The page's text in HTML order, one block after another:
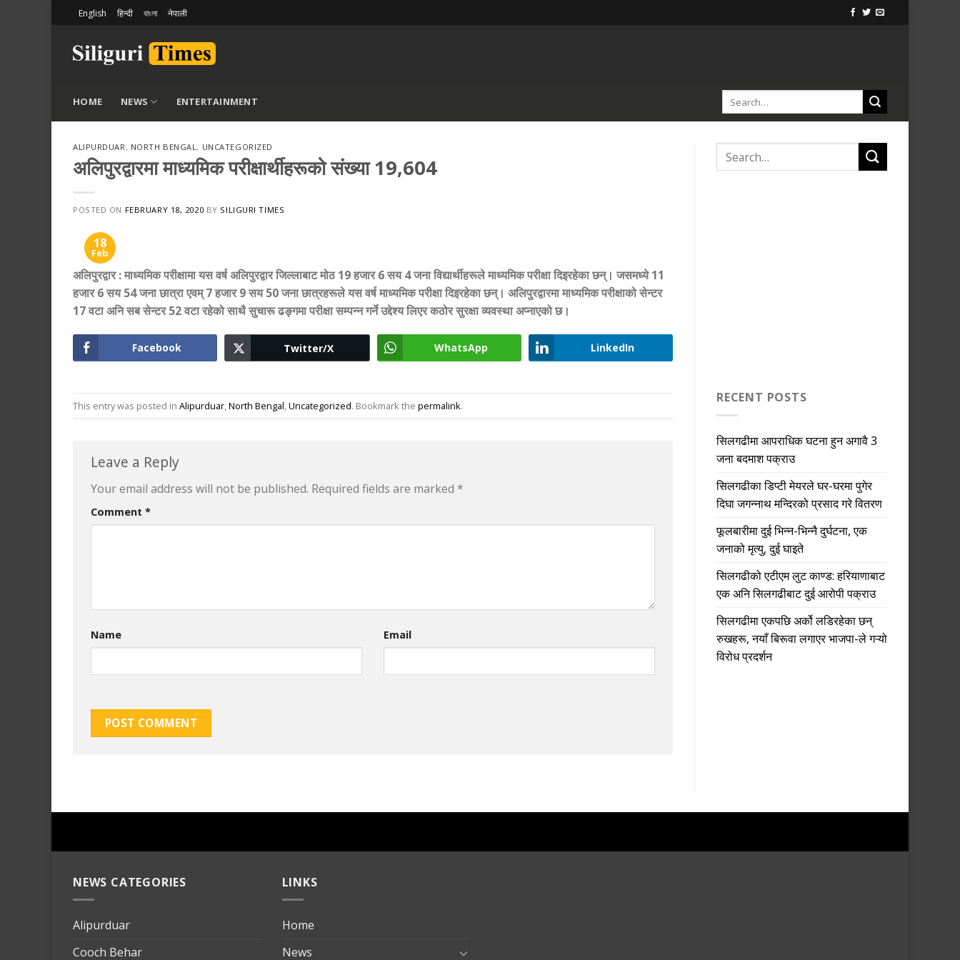
content
English हिन्दी বাংলা नेपाली
HOME NEWS ENTERTAINMENT
ALIPURDUAR, NORTH BENGAL, UNCATEGORIZED
अलिपुरद्वारमा माध्यमिक परीक्षार्थीहरूको संख्या 19,604
POSTED ON FEBRUARY 18, 2020 BY SILIGURI TIMES
18
Feb
अलिपुरद्वार:माध्यमिक परीक्षामा यस वर्ष अलिपुरद्वार जिल्लाबाट मोठ 19 हजार 6 सय 4 जना विद्यार्थीहरूले माध्यमिक परीक्षा दिइरहेका छन्। जसमध्ये 11
हजार 6 सय 54 जना छात्रा एवम् 7 हजार 9 सय 50 जना छात्रहरूले यस वर्ष माध्यमिक परीक्षा दिइरहेका छन्। अलिपुरद्वारमा माध्यमिक परीक्षाको सेन्टर
17 वटा अनि सब सेन्टर 52 वटा रहेको साथै सुचारू ढङ्गमा परीक्षा सम्पन्न गर्ने उद्देश्य लिएर कठोर सुरक्षा व्यवस्था अप्नाएको छ।
Facebook Twitter/X WhatsApp LinkedIn
This entry was posted in Alipurduar,North Bengal,Uncategorized. Bookmark the permalink.
Leave a Reply
Your email address will not be published. Required fields are marked *
Comment *
Name Email
RECENT POSTS
सिलगढीमा आपराधिक घटना हुन अगावै 3
जना बदमाश पक्राउ
सिलगढीका डिप्टी मेयरले घर-घरमा पुगेर
दिघा जगन्नाथ मन्दिरको प्रसाद गरे वितरण
फूलबारीमा दुई भिन्न-भिन्नै दुर्घटना, एक
जनाको मृत्यु, दुई घाइते
सिलगढीको एटीएम लुट काण्ड: हरियाणाबाट
एक अनि सिलगढीबाट दुई आरोपी पक्राउ
सिलगढीमा एकपछि अर्को लडिरहेका छन्
रुखहरू, नयाँ बिरूवा लगाएर भाजपा-ले गऱ्यो
विरोध प्रदर्शन
NEWS CATEGORIES
Alipurduar
Cooch Behar
LINKS
Home
News